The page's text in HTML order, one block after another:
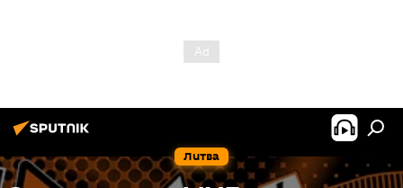
Литва